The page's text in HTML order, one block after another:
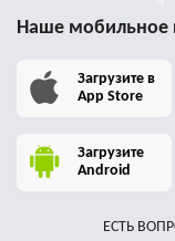
Наше мобильное
Загрузите в
App Store
Загрузите
Android
ЕСТЬ